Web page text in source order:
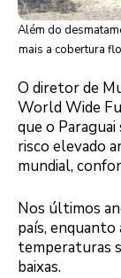
Além do
mais a cobertura
O diretor de
World Wide
que o
risco elevado
mundial,
Nos últimos
país, enquanto
temperaturas
baixas.